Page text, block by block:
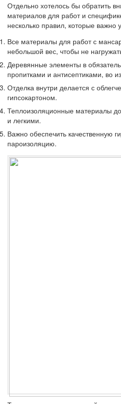
Отдельно хотелось бы обратить
материалов для работ и
несколько правил, которые важно
Все материалы для работ с
небольшой вес, чтобы не
Деревянные элементы в
пропитками и антисептиками, во
Отделка внутри делается с
гипсокартоном.
Теплоизоляционные материалы
и легкими.
Важно обеспечить качественную
пароизоляцию.